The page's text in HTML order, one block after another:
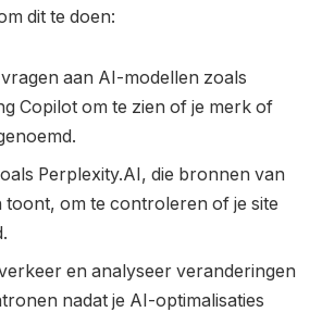
dit te doen:
aan AI-modellen zoals
Copilot om te zien of je merk of
Perplexity.AI, die bronnen van
om te controleren of je site
en analyseer veranderingen
nadat je AI-optimalisaties